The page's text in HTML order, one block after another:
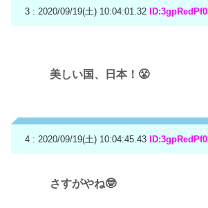
3 : 2020/09/19(土) 10:04:01.32 ID:3gpRedPf0
美しい国、日本！😤
4 : 2020/09/19(土) 10:04:45.43 ID:3gpRedPf0
さすがやね🤓